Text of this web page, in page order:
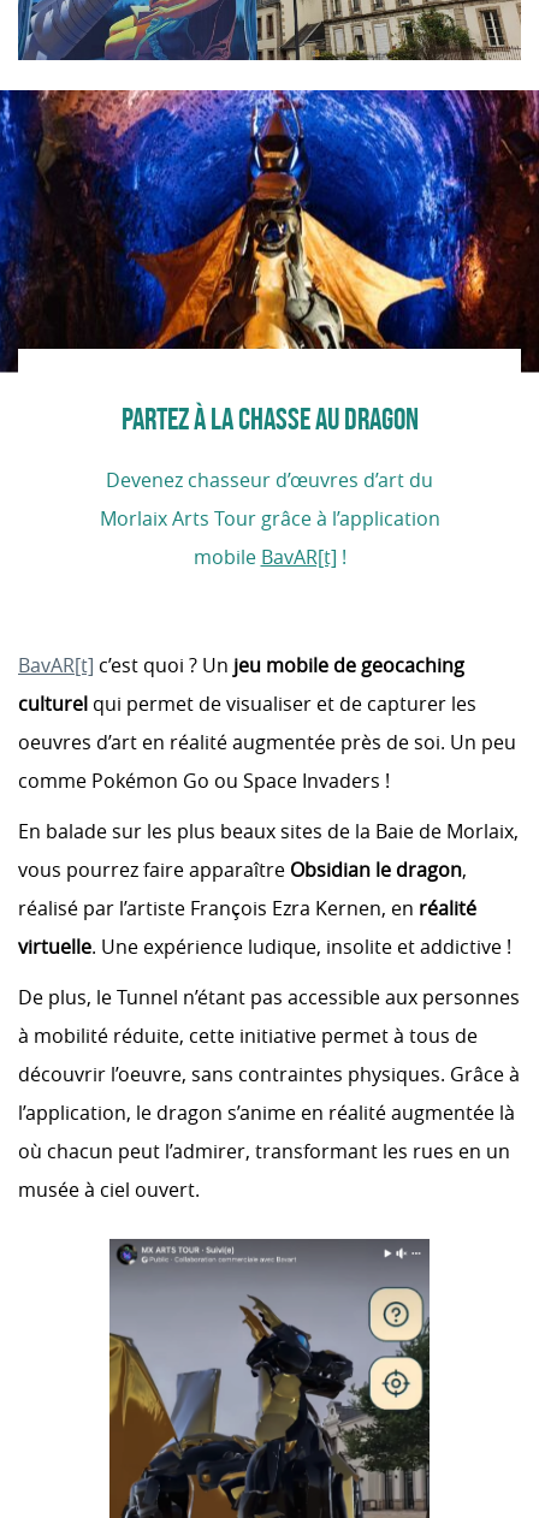
PARTEZ À LA CHASSE AU DRAGON
Devenez chasseur d’œuvres d’art du
Morlaix Arts Tour grâce à l’application
mobile BavAR[t] !
BavAR[t] c’est quoi ? Un jeu mobile de geocaching
culturel qui permet de visualiser et de capturer les
oeuvres d’art en réalité augmentée près de soi. Un peu
comme Pokémon Go ou Space Invaders !
En balade sur les plus beaux sites de la Baie de Morlaix,
vous pourrez faire apparaître Obsidian le dragon,
réalisé par l’artiste François Ezra Kernen, en réalité
virtuelle. Une expérience ludique, insolite et addictive !
De plus, le Tunnel n’étant pas accessible aux personnes
à mobilité réduite, cette initiative permet à tous de
découvrir l’oeuvre, sans contraintes physiques. Grâce à
l’application, le dragon s’anime en réalité augmentée là
où chacun peut l’admirer, transformant les rues en un
musée à ciel ouvert.